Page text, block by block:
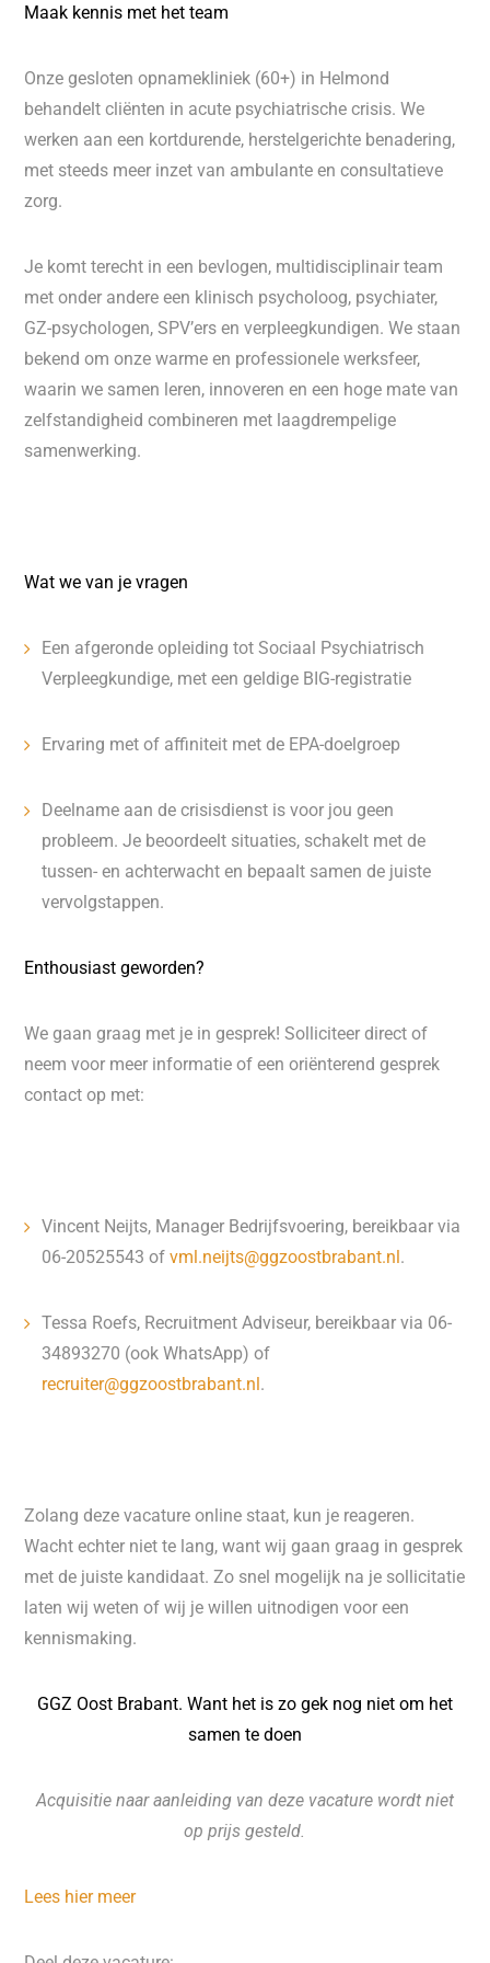
Maak kennis met het team
Onze gesloten opnamekliniek (60+) in Helmond
behandelt cliënten in acute psychiatrische crisis. We
werken aan een kortdurende, herstelgerichte benadering,
met steeds meer inzet van ambulante en consultatieve
zorg.
Je komt terecht in een bevlogen, multidisciplinair team
met onder andere een klinisch psycholoog, psychiater,
GZ-psychologen, SPV’ers en verpleegkundigen. We staan
bekend om onze warme en professionele werksfeer,
waarin we samen leren, innoveren en een hoge mate van
zelfstandigheid combineren met laagdrempelige
samenwerking.
Wat we van je vragen
Een afgeronde opleiding tot Sociaal Psychiatrisch
Verpleegkundige, met een geldige BIG-registratie
Ervaring met of affiniteit met de EPA-doelgroep
Deelname aan de crisisdienst is voor jou geen
probleem. Je beoordeelt situaties, schakelt met de
tussen- en achterwacht en bepaalt samen de juiste
vervolgstappen.
Enthousiast geworden?
We gaan graag met je in gesprek! Solliciteer direct of
neem voor meer informatie of een oriënterend gesprek
contact op met:
Vincent Neijts, Manager Bedrijfsvoering, bereikbaar via
06-20525543 ofvml.neijts@ggzoostbrabant.nl.
Tessa Roefs, Recruitment Adviseur, bereikbaar via 06-
34893270 (ook WhatsApp) of
recruiter@ggzoostbrabant.nl.
Zolang deze vacature online staat, kun je reageren.
Wacht echter niet te lang, want wij gaan graag in gesprek
met de juiste kandidaat. Zo snel mogelijk na je sollicitatie
laten wij weten of wij je willen uitnodigen voor een
kennismaking.
GGZ Oost Brabant. Want het is zo gek nog niet om het
samen te doen
Acquisitie naar aanleiding van deze vacature wordt niet
op prijs gesteld.
Lees hier meer